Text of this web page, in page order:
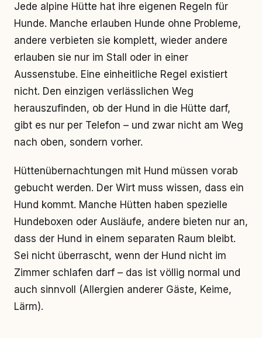
Jede alpine Hütte hat ihre eigenen Regeln für
Hunde. Manche erlauben Hunde ohne Probleme,
andere verbieten sie komplett, wieder andere
erlauben sie nur im Stall oder in einer
Aussenstube. Eine einheitliche Regel existiert
nicht. Den einzigen verlässlichen Weg
herauszufinden, ob der Hund in die Hütte darf,
gibt es nur per Telefon – und zwar nicht am Weg
nach oben, sondern vorher.
Hüttenübernachtungen mit Hund müssen vorab
gebucht werden. Der Wirt muss wissen, dass ein
Hund kommt. Manche Hütten haben spezielle
Hundeboxen oder Ausläufe, andere bieten nur an,
dass der Hund in einem separaten Raum bleibt.
Sei nicht überrascht, wenn der Hund nicht im
Zimmer schlafen darf – das ist völlig normal und
auch sinnvoll (Allergien anderer Gäste, Keime,
Lärm).